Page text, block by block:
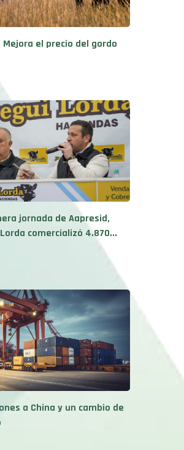
Mejora el precio del gordo
jornada de Aapresid,
comercializó 4.870...
a China y un cambio de